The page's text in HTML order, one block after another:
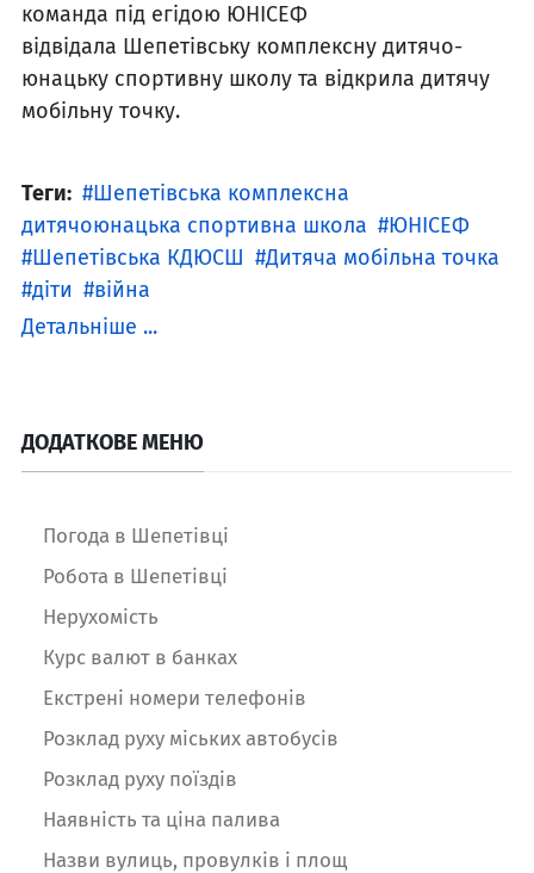
команда під егідою ЮНІСЕФ
відвідала Шепетівську комплексну дитячо-
юнацьку спортивну школу та відкрила дитячу
мобільну точку.
Теги:
Шепетівська комплексна
дитячоюнацька спортивна школа
ЮНІСЕФ
Шепетівська КДЮСШ
Дитяча мобільна точка
діти
війна
Детальніше ...
ДОДАТКОВЕ МЕНЮ
Погода в Шепетівці
Робота в Шепетівці
Нерухомість
Курс валют в банках
Екстрені номери телефонів
Розклад руху міських автобусів
Розклад руху поїздів
Наявність та ціна палива
Назви вулиць, провулків і площ